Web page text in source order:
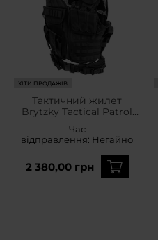
ХІТИ ПРОДАЖІВ
Тактичний жилет
Brytzky Tactical Patrol
Час
відправлення: Негайно
2 380,00 грн